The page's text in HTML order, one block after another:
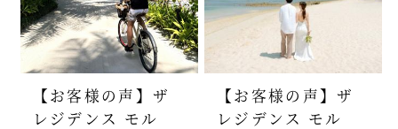
【お客様の声】ザ
レジデンス モル
【お客様の声】ザ
レジデンス モル